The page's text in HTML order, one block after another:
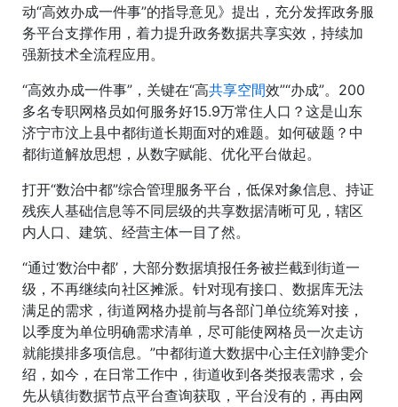
动“高效办成一件事”的指导意见》提出，充分发挥政务服
务平台支撑作用，着力提升政务数据共享实效，持续加
强新技术全流程应用。
“高效办成一件事”，关键在“高共享空間效”“办成”。200
多名专职网格员如何服务好15.9万常住人口？这是山东
济宁市汶上县中都街道长期面对的难题。如何破题？中
都街道解放思想，从数字赋能、优化平台做起。
打开“数治中都”综合管理服务平台，低保对象信息、持证
残疾人基础信息等不同层级的共享数据清晰可见，辖区
内人口、建筑、经营主体一目了然。
“通过‘数治中都’，大部分数据填报任务被拦截到街道一
级，不再继续向社区摊派。针对现有接口、数据库无法
满足的需求，街道网格办提前与各部门单位统筹对接，
以季度为单位明确需求清单，尽可能使网格员一次走访
就能摸排多项信息。”中都街道大数据中心主任刘静雯介
绍，如今，在日常工作中，街道收到各类报表需求，会
先从镇街数据节点平台查询获取，平台没有的，再由网